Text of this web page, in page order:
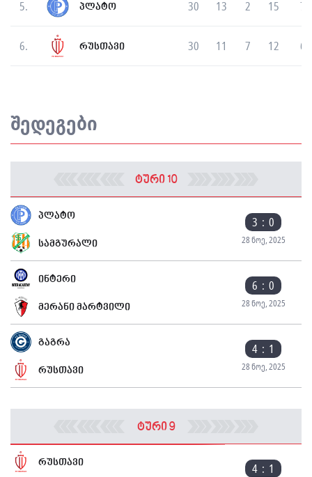
5. პლატო 30 13 2 15 71
6. რუსთავი 30 11 7 12 64
შედეგები
ტური 10
პლატო 3 : 0
28 ნოე, 2025
სამგურალი
ინტერი 6 : 0
28 ნოე, 2025
მერანი მარტვილი
გაგრა 4 : 1
28 ნოე, 2025
რუსთავი
ტური 9
რუსთავი 4 : 1